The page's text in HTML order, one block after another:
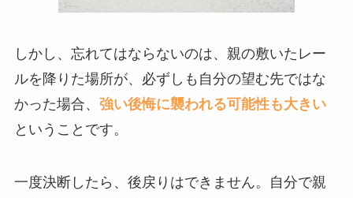
しかし、忘れてはならないのは、親の敷いたレー
ルを降りた場所が、必ずしも自分の望む先ではな
かった場合、 強い後悔に襲われる可能性も大きい
ということです。
一度決断したら、後戻りはできません。自分で親